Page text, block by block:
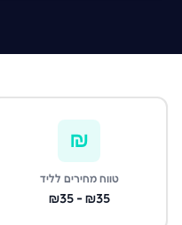
₪
טווח מחירים לליד
₪35 - ₪35